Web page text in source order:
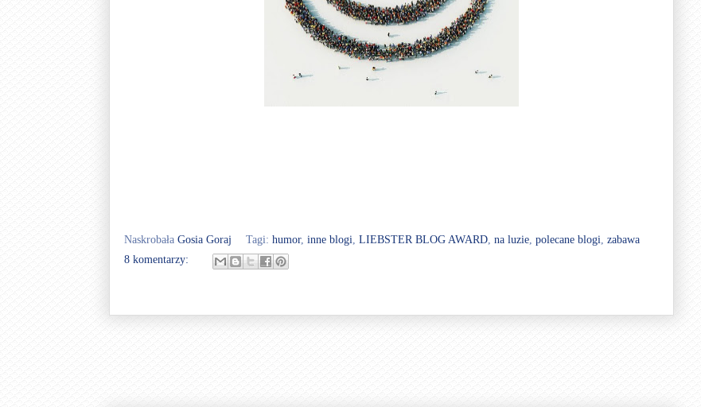
Naskrobała Gosia Goraj Tagi: humor, inne blogi LIEBSTER BLOG AWARD, na luzie, polecane blogi zabawa
8 komentarzy: